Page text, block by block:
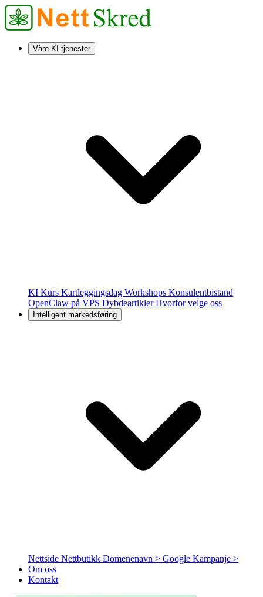
Våre KI tjenester
KI Kurs Kartleggingsdag Workshops Konsulentbistand
OpenClaw på VPS DybdeartiklerHvorfor velge oss
Intelligent markedsføring
Nettside Nettbutikk Domenenavn > Google Kampanje >
Om oss
Kontakt